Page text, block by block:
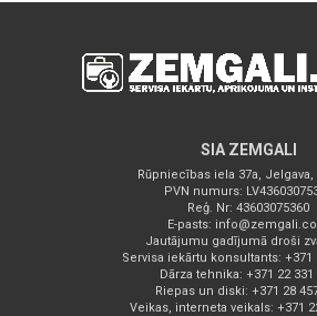
SIA ZEMGALI
Rūpniecības iela 37a, Jelgava,
PVN numurs:
Reģ. Nr: 43603075360
E-pasts:
Jautājumu gadījumā droši
Servisa iekārtu konsultants: +371
Dārza tehnika: +371 22 331
Riepas un diski: +371 28
Veikas, interneta veikals: +371